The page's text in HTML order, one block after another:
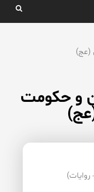
(عج)
و حكومت